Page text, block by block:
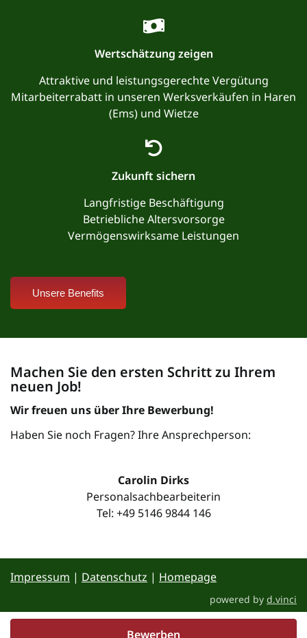
Wertschätzung zeigen
Attraktive und leistungsgerechte Vergütung
Mitarbeiterrabatt in unseren Werksverkäufen in Haren
(Ems) und Wietze
Zukunft sichern
Langfristige Beschäftigung
Betriebliche Altersvorsorge
Vermögenswirksame Leistungen
Unsere Benefits
Machen Sie den ersten Schritt zu Ihrem
neuen Job!
Wir freuen uns über Ihre Bewerbung!
Haben Sie noch Fragen? Ihre Ansprechperson:
Carolin Dirks
Personalsachbearbeiterin
Tel: +49 5146 9844 146
Bewerben
Impressum | Datenschutz | Homepage
powered by d.vinci